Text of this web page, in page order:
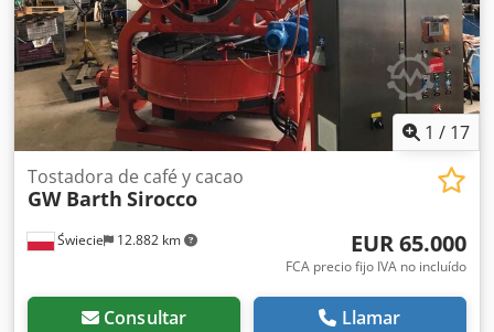
1 / 17
Świecie 12.882 km
Tostadora de café y cacao
GW Barth Sirocco
EUR 65.000
FCA precio fijo IVA no incluído
Consultar Llamar